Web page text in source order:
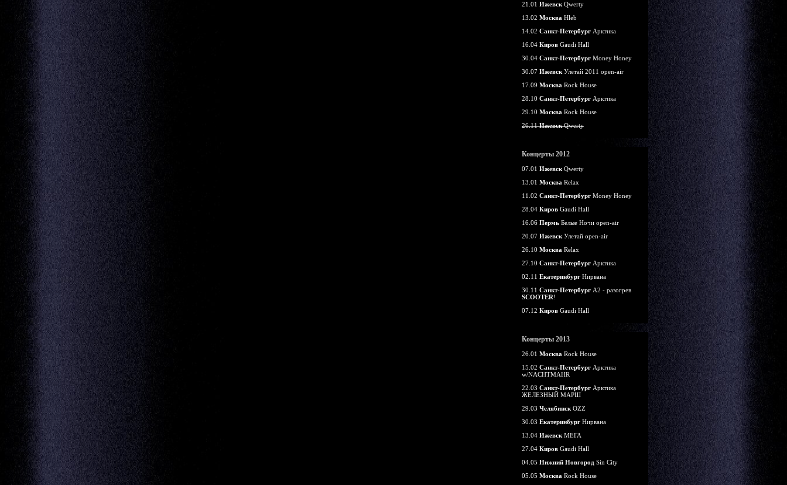
21.01 Ижевск Qwerty
13.02 Москва Hleb
14.02 Санкт-Петербург Арктика
16.04 Киров Gaudi Hall
30.04 Санкт-Петербург Money Honey
30.07 Ижевск Улетай 2011 open-air
17.09 Москва Rock House
28.10 Санкт-Петербург Арктика
29.10 Москва Rock House
26.11ИжевскQwerty
Концерты 2012
07.01 Ижевск Qwerty
13.01 Москва Relax
11.02 Санкт-Петербург Money Honey
28.04 Киров Gaudi Hall
16.06 Пермь Белые Ночи open-air
20.07 Ижевск Улетай open-air
26.10 Москва Relax
27.10 Санкт-Петербург Арктика
02.11 Екатеринбург Нирвана
30.11 Санкт-Петербург А2 - разогрев
SCOOTER!
07.12 Киров Gaudi Hall
Концерты 2013
26.01 Москва Rock House
15.02 Санкт-Петербург Арктика
w/NACHTMAHR
22.03 Санкт-Петербург Арктика
ЖЕЛЕЗНЫЙ МАРШ
29.03 Челябинск OZZ
30.03 Екатеринбург Нирвана
13.04 Ижевск МЕГА
27.04 Киров Gaudi Hall
04.05 Нижний Новгород Sin City
05.05 Москва Rock House